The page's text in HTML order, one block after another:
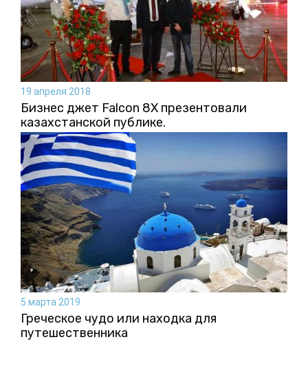
19 апреля 2018
Бизнес джет Falcon 8X презентовали
казахстанской публике.
5 марта 2019
Греческое чудо или находка для
путешественника